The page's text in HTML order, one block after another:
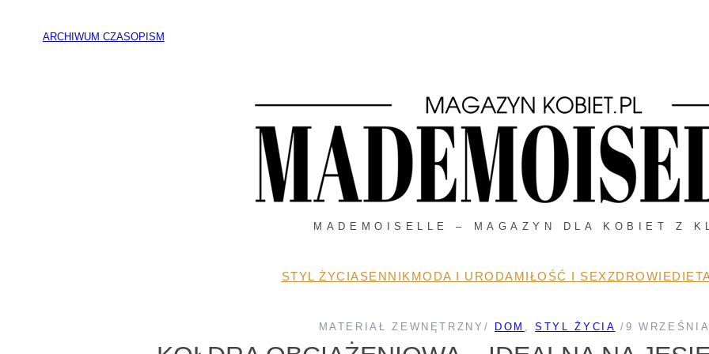
ARCHIWUM CZASOPISM
MADEMOISELLE – MAGAZYN DLA KOBIET Z
STYL ŻYCIASENNIK MODA I URODAMIŁOŚĆ I SEXZDROWIE
MATERIAŁ ZEWNĘTRZNY / DOM , STYL ŻYCIA / 9